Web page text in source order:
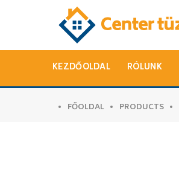
KEZDŐOLDAL RÓLUNK
FŐOLDAL PRODUCTS